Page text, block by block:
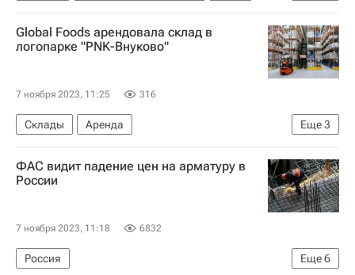
Строительство
Инфраструктура
Новосибирск
Валерий Фальков
Global Foods арендовала склад в
логопарке "PNK-Внуково"
7 ноября 2023, 11:25 316
Еще3
Склады
Аренда
Коммерческая недвижимость
Москва
Новая Москва
ФАС видит падение цен на арматуру в
России
7 ноября 2023, 11:18 6832
Еще6
Россия